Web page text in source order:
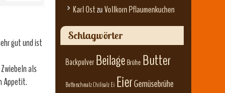
gut und ist
als
Appetit.
Karl OstzuVollkorn Pflaumenkuchen
Schlagwörter
Backpulver BeilageBrühe Butter
ButterschmalzChilisalz Ei EierGemüsebrühe